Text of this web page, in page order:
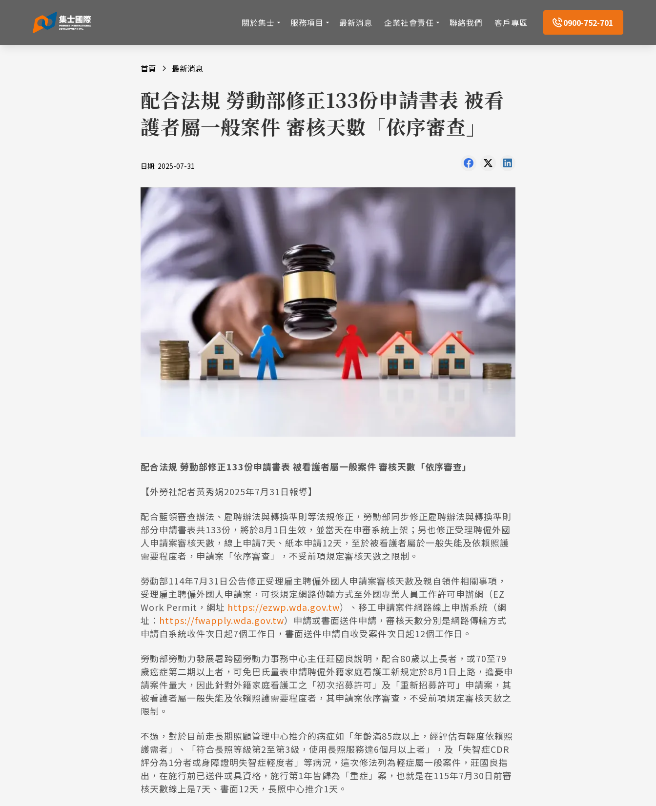
關於集士 服務項目 最新消息 企業社會責任 聯絡我們 客戶專區 0900-752-701
首頁 最新消息
配合法規 勞動部修正133份申請書表 被看
護者屬一般案件 審核天數「依序審查」
日期: 2025-07-31
配合法規 勞動部修正133份申請書表 被看護者屬一般案件 審核天數「依序審查」
【外勞社記者黃秀娟2025年7月31日報導】
配合藍領審查辦法、雇聘辦法與轉換準則等法規修正，勞動部同步修正雇聘辦法與轉換準則
部分申請書表共133份，將於8月1日生效，並當天在申審系統上架；另也修正受理聘僱外國
人申請案審核天數，線上申請7天、紙本申請12天，至於被看護者屬於一般失能及依賴照護
需要程度者，申請案「依序審查」，不受前項規定審核天數之限制。
勞動部114年7月31日公告修正受理雇主聘僱外國人申請案審核天數及親自領件相關事項，
受理雇主聘僱外國人申請案，可採規定網路傳輸方式至外國專業人員工作許可申辦網（EZ
Work Permit，網址 https://ezwp.wda.gov.tw）、移工申請案件網路線上申辦系統（網
址： https://fwapply.wda.gov.tw）申請或書面送件申請，審核天數分別是網路傳輸方式
申請自系統收件次日起7個工作日，書面送件申請自收受案件次日起12個工作日。
勞動部勞動力發展署跨國勞動力事務中心主任莊國良說明，配合80歲以上長者，或70至79
歲癌症第二期以上者，可免巴氏量表申請聘僱外籍家庭看護工新規定於8月1日上路，擔憂申
請案件量大，因此針對外籍家庭看護工之「初次招募許可」及「重新招募許可」申請案，其
被看護者屬一般失能及依賴照護需要程度者，其申請案依序審查，不受前項規定審核天數之
限制。
不過，對於目前走長期照顧管理中心推介的病症如「年齡滿85歲以上，經評估有輕度依賴照
護需者」、「符合長照等級第2至第3級，使用長照服務達6個月以上者」，及「失智症CDR
評分為1分者或身障證明失智症輕度者」等病況，這次修法列為輕症屬一般案件，莊國良指
出，在施行前已送件或具資格，施行第1年皆歸為「重症」案，也就是在115年7月30日前審
核天數線上是7天、書面12天，長照中心推介1天。